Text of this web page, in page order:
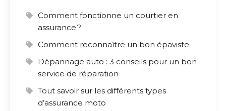
Comment fonctionne un courtier en
assurance ?
Comment reconnaître un bon épaviste
Dépannage auto : 3 conseils pour un bon
service de réparation
Tout savoir sur les différents types
d’assurance moto